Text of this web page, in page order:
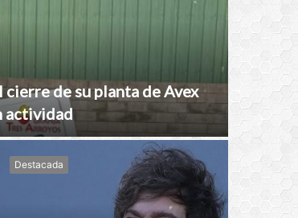
de su planta de Avex
actividad
Destacada